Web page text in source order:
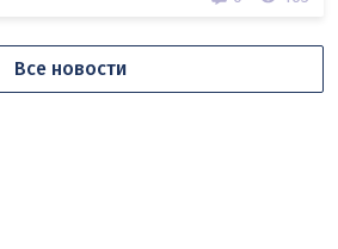
Все новости